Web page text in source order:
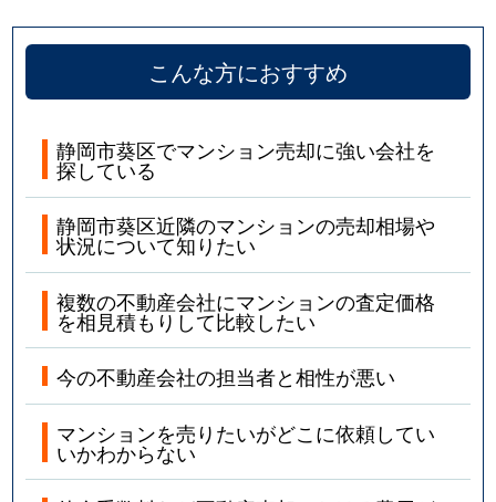
こんな方におすすめ
静岡市葵区でマンション売却に強い会社を
探している
静岡市葵区近隣のマンションの売却相場や
状況について知りたい
複数の不動産会社にマンションの査定価格
を相見積もりして比較したい
今の不動産会社の担当者と相性が悪い
マンションを売りたいがどこに依頼してい
いかわからない